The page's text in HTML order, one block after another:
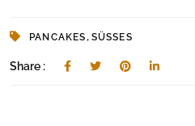
PANCAKES, SÜSSES
Share :